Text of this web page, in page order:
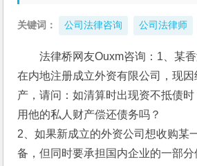
关键词： 公司法律咨询 公司法律师
法律桥网友Ouxm咨询：1、某
在内地注册成立外资有限公司，现
产，请问：如清算时出现资不抵债
用他的私人财产偿还债务吗？
2、如果新成立的外资公司想收购某
备，但同时要承担国内企业的一部